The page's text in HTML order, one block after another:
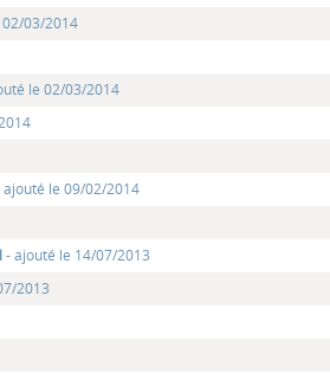
03/2014
le 02/03/2014
ajouté le 09/02/2014
- ajouté le 14/07/2013
2013